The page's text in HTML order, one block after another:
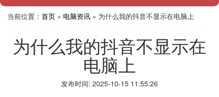
当前位置： 首页 » 电脑资讯 » 为什么我的抖音不显示在电脑上
为什么我的抖音不显示在
电脑上
发布时间: 2025-10-15 11:55:26